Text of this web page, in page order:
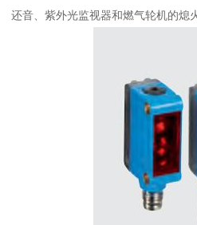
还音、紫外光监视器和燃气轮机的熄